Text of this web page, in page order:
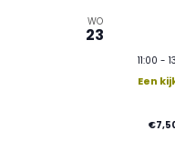
WO
23
11:00 -
Een